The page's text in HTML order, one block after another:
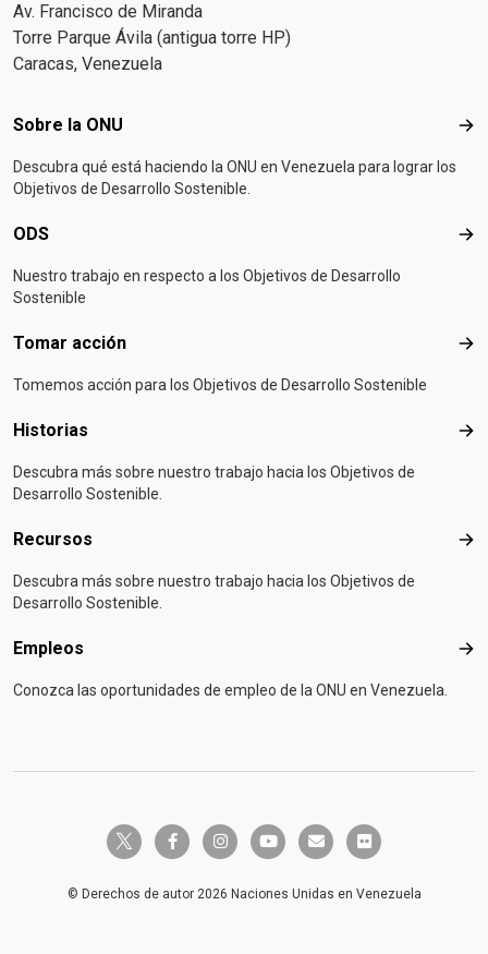
Av. Francisco de Miranda
Torre Parque Ávila (antigua torre HP)
Caracas, Venezuela
Footer menu
Sobre la ONU
Descubra qué está haciendo la ONU en Venezuela para lograr los
Objetivos de Desarrollo Sostenible.
ODS
Nuestro trabajo en respecto a los Objetivos de Desarrollo
Sostenible
Tomar acción
Tomemos acción para los Objetivos de Desarrollo Sostenible
Historias
Descubra más sobre nuestro trabajo hacia los Objetivos de
Desarrollo Sostenible.
Recursos
Descubra más sobre nuestro trabajo hacia los Objetivos de
Desarrollo Sostenible.
Empleos
Conozca las oportunidades de empleo de la ONU en Venezuela.
twitter-x facebook-finstagramyoutube envelopeflickr
© Derechos de autor 2026 Naciones Unidas en Venezuela